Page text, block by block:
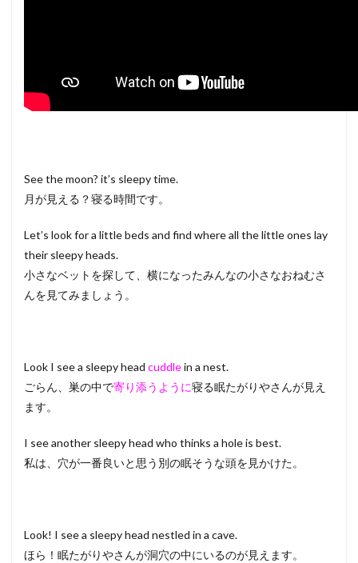
See the moon? it’s sleepy time.
月が見える？寝る時間です。
Let’s look for a little beds and find where all the little ones lay
their sleepy heads.
小さなベットを探して、横になったみんなの小さなおねむさ
んを見てみましょう。
Look I see a sleepy head cuddlein a nest.
ごらん、巣の中で寄り添うように寝る眠たがりやさんが見え
ます。
I see another sleepy head who thinks a hole is best.
私は、穴が一番良いと思う別の眠そうな頭を見かけた。
Look! I see a sleepy head nestled in a cave.
ほら！眠たがりやさんが洞穴の中にいるのが見えます。